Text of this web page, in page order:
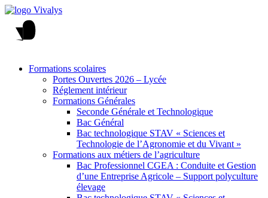
Formations scolaires
Portes Ouvertes 2026 – Lycée
Réglement intérieur
Formations Générales
Seconde Générale et Technologique
Bac Général
Bac technologique STAV « Sciences et
Technologie de l’Agronomie et du Vivant »
Formations aux métiers de l’agriculture
Bac Professionnel CGEA : Conduite et Gestion
d’une Entreprise Agricole – Support polyculture
élevage